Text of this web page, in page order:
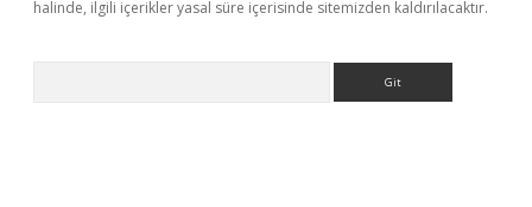
halinde, ilgili içerikler yasal süre içerisinde sitemizden kaldırılacaktır.